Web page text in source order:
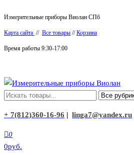
к
содержимому
Измерительные приборы Виолан СПб
Карта сайта // Все товары //Корзина
Время работы 9:30-17:00
Измерительные приборы Виолан
+ 7(812)360-16-96 | linga7@yandex.ru
0
0руб.